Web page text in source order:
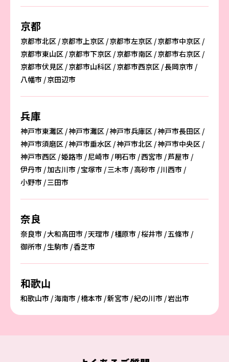
京都
京都市北区 京都市上京区 京都市左京区 京都市中京区
京都市東山区 京都市下京区 京都市南区 京都市右京区
京都市伏見区 京都市山科区 京都市西京区 長岡京市
八幡市 京田辺市
兵庫
神戸市東灘区 神戸市灘区 神戸市兵庫区 神戸市長田区
神戸市須磨区 神戸市垂水区 神戸市北区 神戸市中央区
神戸市西区 姫路市 尼崎市 明石市 西宮市 芦屋市
伊丹市 加古川市 宝塚市 三木市 高砂市 川西市
小野市 三田市
奈良
奈良市 大和高田市 天理市 橿原市 桜井市 五條市
御所市 生駒市 香芝市
和歌山
和歌山市 海南市 橋本市 新宮市 紀の川市 岩出市